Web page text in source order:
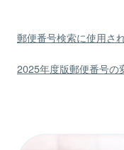
郵便番号検索に使用さ
2025年度版郵便番号の